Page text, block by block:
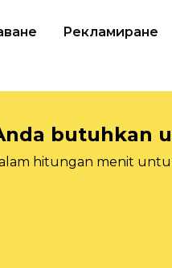
Рекламиране
butuhkan
hitungan menit